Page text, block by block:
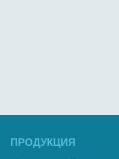
ПРОДУКЦИЯ